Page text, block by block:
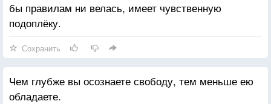
бы правилам ни велась, имеет чувственную
подоплёку.
Сохранить
Чем глубже вы осознаете свободу, тем меньше ею
обладаете.